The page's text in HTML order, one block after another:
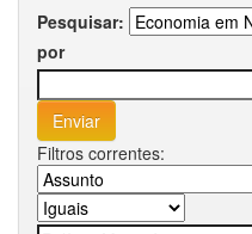
Pesquisar:
por
Filtros correntes: